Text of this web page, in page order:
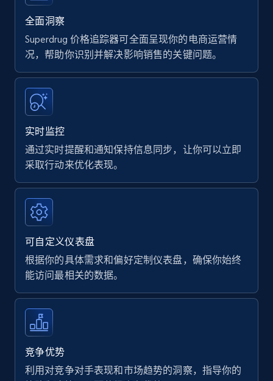
全面洞察
Superdrug 价格追踪器可全面呈现你的电商运营情
况，帮助你识别并解决影响销售的关键问题。
实时监控
通过实时提醒和通知保持信息同步，让你可以立即
采取行动来优化表现。
可自定义仪表盘
根据你的具体需求和偏好定制仪表盘，确保你始终
能访问最相关的数据。
竞争优势
利用对竞争对手表现和市场趋势的洞察，指导你的